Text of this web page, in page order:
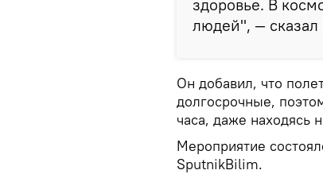
здоровье. В
людей", —
Он добавил, что
долгосрочные,
часа, даже находясь
Мероприятие
SputnikBilim.